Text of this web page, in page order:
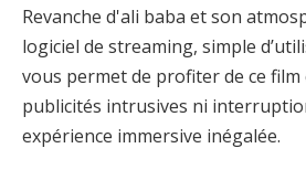
Revanche d'ali baba et son
logiciel de streaming, simple
vous permet de profiter de ce film
publicités intrusives ni
expérience immersive inégalée.